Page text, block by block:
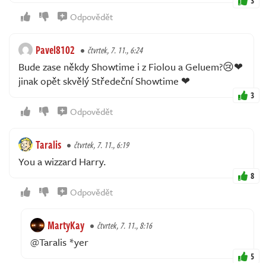
Odpovědět
Pavel8102 čtvrtek, 7. 11., 6:24
Bude zase někdy Showtime i z Fiolou a Geluem?😢❤
jinak opět skvělý Středeční Showtime ❤
3
Odpovědět
Taralis čtvrtek, 7. 11., 6:19
You a wizzard Harry.
8
Odpovědět
MartyKay čtvrtek, 7. 11., 8:16
@Taralis *yer
5